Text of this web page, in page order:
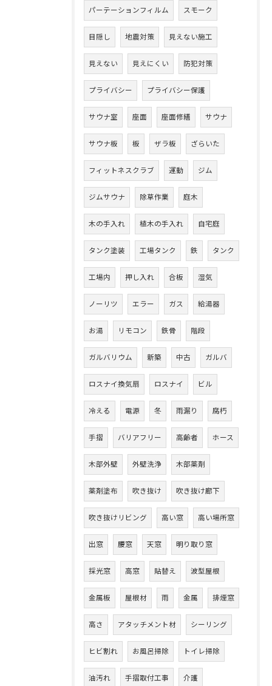
パーテーションフィルム スモーク
目隠し 地震対策 見えない施工
見えない 見えにくい 防犯対策
プライバシー プライバシー保護
サウナ室 座面 座面修繕 サウナ
サウナ板 板 ザラ板 ざらいた
フィットネスクラブ 運動 ジム
ジムサウナ 除草作業 庭木
木の手入れ 植木の手入れ 自宅庭
タンク塗装 工場タンク 鉄 タンク
工場内 押し入れ 合板 湿気
ノーリツ エラー ガス 給湯器
お湯 リモコン 鉄骨 階段
ガルバリウム 新築 中古 ガルバ
ロスナイ換気扇 ロスナイ ビル
冷える 電源 冬 雨漏り 腐朽
手摺 バリアフリー 高齢者 ホース
木部外壁 外壁洗浄 木部薬剤
薬剤塗布 吹き抜け 吹き抜け廊下
吹き抜けリビング 高い窓 高い場所窓
出窓 腰窓 天窓 明り取り窓
採光窓 高窓 貼替え 波型屋根
金属板 屋根材 雨 金属 排煙窓
高さ アタッチメント材 シーリング
ヒビ割れ お風呂掃除 トイレ掃除
油汚れ 手摺取付工事 介護